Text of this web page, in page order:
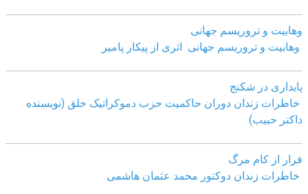
وهابیت و تروریسم جهانی
وهابیت و تروریسم جهانی اثری از پیکار پامیر
پایداری در شکنج
خاطرات زندان دوران حاکمیت حزب دموکراتیک خلق (نویسنده
داکتر حبیب)
فرار از کام مرگ
خاطرات زندان دوکتور محمد عثمان هاشمی